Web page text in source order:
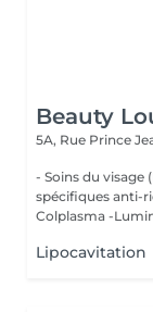
Beauty
5A, Rue Prince
- Soins du visage
spécifiques anti-
Colplasma -
Lipocavitation